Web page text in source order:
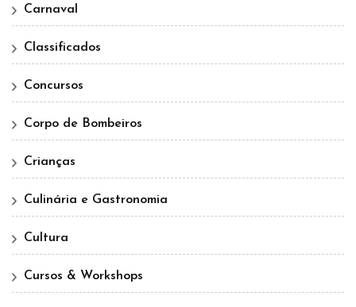
Carnaval
Classificados
Concursos
Corpo de Bombeiros
Crianças
Culinária e Gastronomia
Cultura
Cursos & Workshops